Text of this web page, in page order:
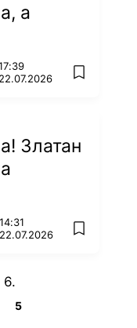
а
22.07.2026
add
Златан
14:31
22.07.2026
add
5